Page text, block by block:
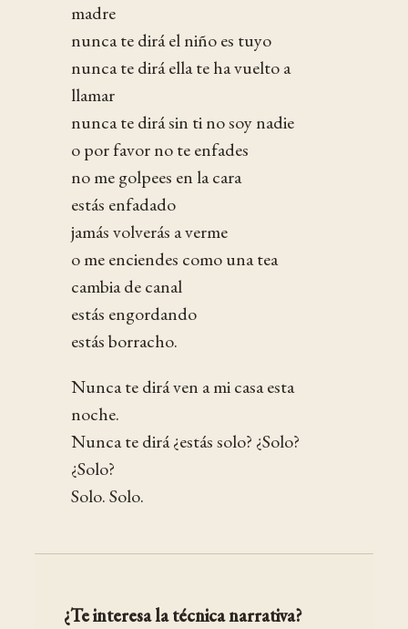
madre
nunca te dirá el niño es tuyo
nunca te dirá ella te ha vuelto a
llamar
nunca te dirá sin ti no soy nadie
o por favor no te enfades
no me golpees en la cara
estás enfadado
jamás volverás a verme
o me enciendes como una tea
cambia de canal
estás engordando
estás borracho.
Nunca te dirá ven a mi casa esta
noche.
Nunca te dirá ¿estás solo? ¿Solo?
¿Solo?
Solo. Solo.
¿Te interesa la técnica narrativa?